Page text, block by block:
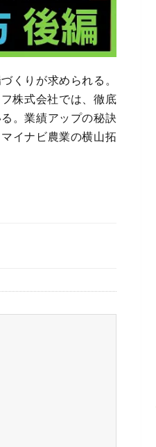
くりが求められる。
株式会社では、徹底
。業績アップの秘訣
イナビ農業の横山拓